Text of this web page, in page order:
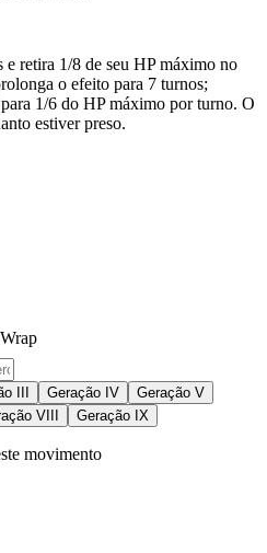
retira 1/8 de seu HP máximo no
o efeito para 7 turnos;
1/6 do HP máximo por turno. O
estiver preso.
III Geração IV
Geração V
VIII Geração IX
movimento